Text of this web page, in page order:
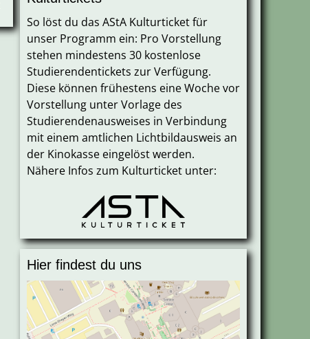
So löst du das AStA Kulturticket für
unser Programm ein: Pro Vorstellung
stehen mindestens 30 kostenlose
Studierendentickets zur Verfügung.
Diese können frühestens eine Woche vor
Vorstellung unter Vorlage des
Studierendenausweises in Verbindung
mit einem amtlichen Lichtbildausweis an
der Kinokasse eingelöst werden.
Nähere Infos zum Kulturticket unter:
Hier findest du uns